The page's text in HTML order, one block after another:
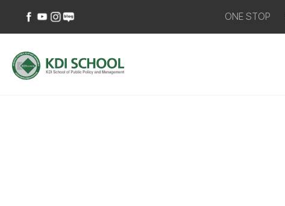
페이스북
바로가기
유튜브
바로가기
인스타그램
바로가기
네이버
블로그
ONE STOP